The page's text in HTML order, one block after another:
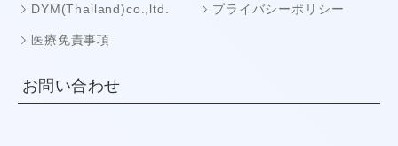
DYM(Thailand)co.,ltd. プライバシーポリシー
医療免責事項
お問い合わせ